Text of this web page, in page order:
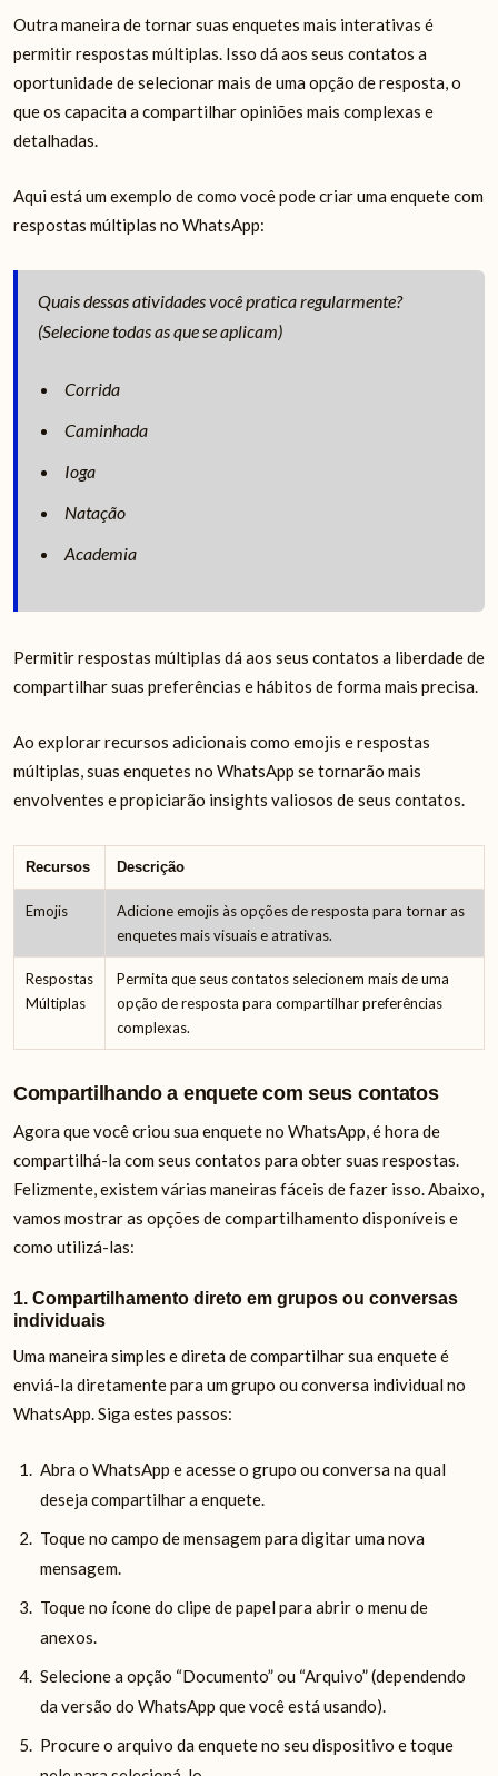
Outra maneira de tornar suas enquetes mais interativas é
permitir respostas múltiplas. Isso dá aos seus contatos a
oportunidade de selecionar mais de uma opção de resposta, o
que os capacita a compartilhar opiniões mais complexas e
detalhadas.
Aqui está um exemplo de como você pode criar uma enquete com
respostas múltiplas no WhatsApp:
Quais dessas atividades você pratica regularmente?
(Selecione todas as que se aplicam)
Corrida
Caminhada
Ioga
Natação
Academia
Permitir respostas múltiplas dá aos seus contatos a liberdade de
compartilhar suas preferências e hábitos de forma mais precisa.
Ao explorar recursos adicionais como emojis e respostas
múltiplas, suas enquetes no WhatsApp se tornarão mais
envolventes e propiciarão insights valiosos de seus contatos.
Recursos Descrição
Emojis
Adicione emojis às opções de resposta para tornar as
enquetes mais visuais e atrativas.
Respostas
Múltiplas
Permita que seus contatos selecionem mais de uma
opção de resposta para compartilhar preferências
complexas.
Compartilhando a enquete com seus contatos
Agora que você criou sua enquete no WhatsApp, é hora de
compartilhá-la com seus contatos para obter suas respostas.
Felizmente, existem várias maneiras fáceis de fazer isso. Abaixo,
vamos mostrar as opções de compartilhamento disponíveis e
como utilizá-las:
1. Compartilhamento direto em grupos ou conversas
individuais
Uma maneira simples e direta de compartilhar sua enquete é
enviá-la diretamente para um grupo ou conversa individual no
WhatsApp. Siga estes passos:
Abra o WhatsApp e acesse o grupo ou conversa na qual
deseja compartilhar a enquete.
Toque no campo de mensagem para digitar uma nova
mensagem.
Toque no ícone do clipe de papel para abrir o menu de
anexos.
Selecione a opção “Documento” ou “Arquivo” (dependendo
da versão do WhatsApp que você está usando).
Procure o arquivo da enquete no seu dispositivo e toque